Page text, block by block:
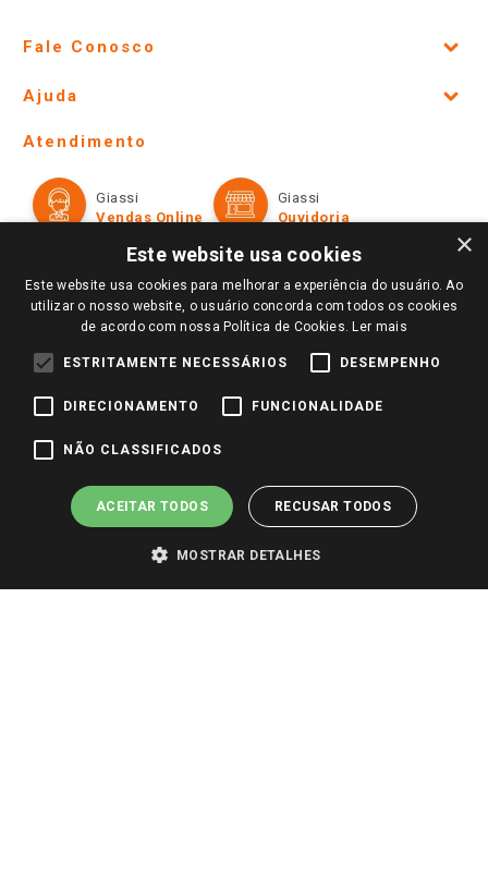
Fale Conosco
Lojas Físicas e Horários
Ofertas
Televendas
Perguntas frequentes
Trabalhe Conosco
Identidade Visual
Ajuda
Formas de Pagamento
Políticas de entrega
Trocas e Devoluções
Atendimento
Giassi
Vendas Online
Giassi
Ouvidoria
Redes Sociais
Pagamento e Segurança
×
Este website usa cookies
Este website usa cookies para melhorar a experiência do usuário. Ao
utilizar o nosso website, o usuário concorda com todos os cookies
de acordo com nossa Política de Cookies. Ler mais
ESTRITAMENTE NECESSÁRIOS DESEMPENHO
DIRECIONAMENTO FUNCIONALIDADE
NÃO CLASSIFICADOS
ACEITAR TODOS RECUSAR TODOS
MOSTRAR DETALHES